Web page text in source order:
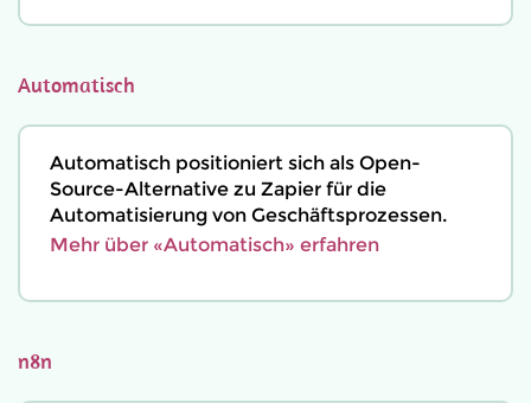
Automatisch
Automatisch positioniert sich als Open-
Source-Alternative zu Zapier für die
Automatisierung von Geschäftsprozessen.
Mehr über «Automatisch» erfahren
n8n